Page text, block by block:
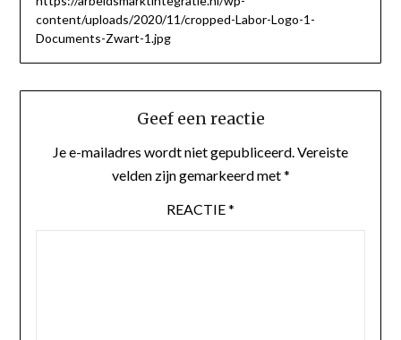
content/uploads/2020/11/cropped-Labor-Logo-1-
Documents-Zwart-1.jpg
Geef een reactie
Je e-mailadres wordt niet gepubliceerd. Vereiste
velden zijn gemarkeerd met*
REACTIE*